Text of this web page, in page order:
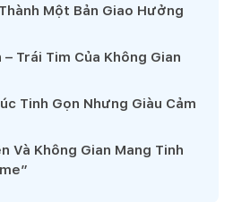
Một Bản Giao Hưởng
Trái Tim Của Không Gian
Tinh Gọn Nhưng Giàu Cảm
Và Không Gian Mang Tinh